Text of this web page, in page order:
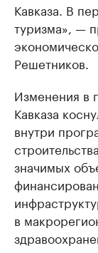
Кавказа. В
туризма», —
Решетников.
Изменения в
Кавказа
внутри
значимых
в